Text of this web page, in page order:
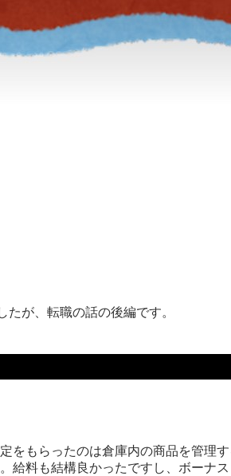
が、転職の話の後編です。
をもらったのは倉庫内の商品を管理
給料も結構良かったですし、ボーナ